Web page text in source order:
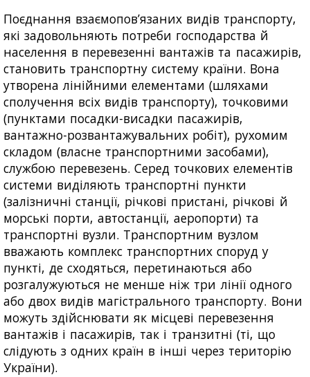
Поєднання взаємопов’язаних видів транспорту,
які задовольняють потреби господарства й
населення в перевезенні вантажів та пасажирів,
становить транспортну систему країни. Вона
утворена лінійними елементами (шляхами
сполучення всіх видів транспорту), точковими
(пунктами посадки-висадки пасажирів,
вантажно-розвантажувальних робіт), рухомим
складом (власне транспортними засобами),
службою перевезень. Серед точкових елементів
системи виділяють транспортні пункти
(залізничні станції, річкові пристані, річкові й
морські порти, автостанції, аеропорти) та
транспортні вузли. Транспортним вузлом
вважають комплекс транспортних споруд у
пункті, де сходяться, перетинаються або
розгалужуються не менше ніж три лінії одного
або двох видів магістрального транспорту. Вони
можуть здійснювати як місцеві перевезення
вантажів і пасажирів, так і транзитні (ті, що
слідують з одних країн в інші через територію
України).